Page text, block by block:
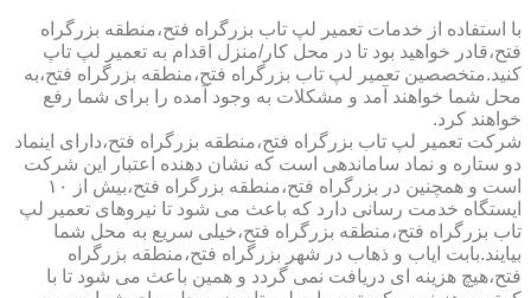
با استفاده از خدمات تعمیر لپ تاب بزرگراه فتح،منطقه بزرگراه
فتح،قادر خواهید بود تا در محل کار/منزل اقدام به تعمیر لپ تاپ
کنید.متخصصین تعمیر لپ تاب بزرگراه فتح،منطقه بزرگراه فتح،به
محل شما خواهند آمد و مشکلات به وجود آمده را برای شما رفع
خواهند کرد.
شرکت تعمیر لپ تاب بزرگراه فتح،منطقه بزرگراه فتح،دارای اینماد
دو ستاره و نماد ساماندهی است که نشان دهنده اعتبار این شرکت
است و همچنین در بزرگراه فتح،منطقه بزرگراه فتح،بیش از ۱۰
ایستگاه خدمت رسانی دارد که باعث می شود تا نیروهای تعمیر لپ
تاب بزرگراه فتح،منطقه بزرگراه فتح،خیلی سریع به محل شما
بیایند.بابت ایاب و ذهاب در شهر بزرگراه فتح،منطقه بزرگراه
فتح،هیچ هزینه ای دریافت نمی گردد و همین باعث می شود تا با